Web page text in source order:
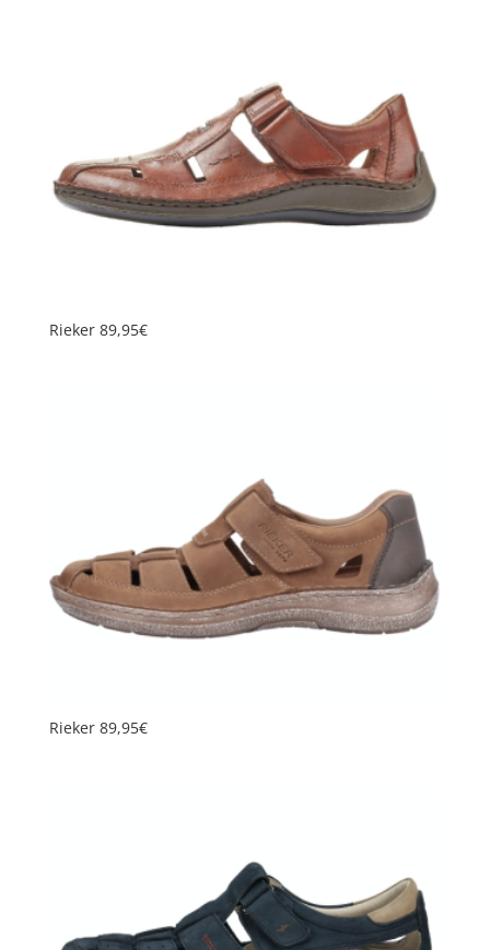
Rieker 89,95€
Rieker 89,95€